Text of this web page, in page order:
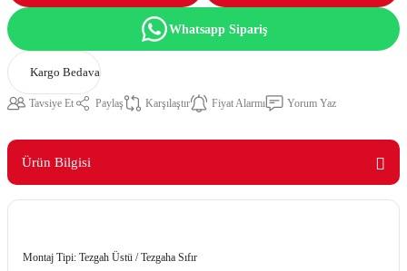
Whatsapp Sipariş
Kargo Bedava
Tavsiye Et Paylaş Karşılaştır Fiyat Alarmı Yorum Yaz
Ürün Bilgisi
Montaj Tipi: Tezgah Üstü / Tezgaha Sıfır